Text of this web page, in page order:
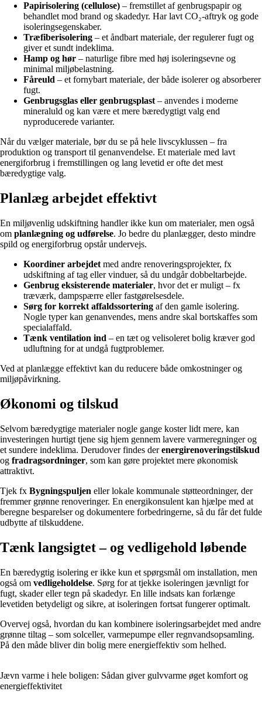
Papirisolering (cellulose) – fremstillet af genbrugspapir og
behandlet mod brand og skadedyr. Har lavt CO₂-aftryk og gode
isoleringsegenskaber.
Træfiberisolering – et åndbart materiale, der regulerer fugt og
giver et sundt indeklima.
Hamp og hør – naturlige fibre med høj isoleringsevne og
minimal miljøbelastning.
Fåreuld – et fornybart materiale, der både isolerer og absorberer
fugt.
Genbrugsglas eller genbrugsplast– anvendes i moderne
mineraluld og kan være et mere bæredygtigt valg end
nyproducerede varianter.
Når du vælger materiale, bør du se på hele livscyklussen – fra
produktion og transport til genanvendelse. Et materiale med lavt
energiforbrug i fremstillingen og lang levetid er ofte det mest
bæredygtige valg.
Planlæg arbejdet effektivt
En miljøvenlig udskiftning handler ikke kun om materialer, men også
om planlægning og udførelse. Jo bedre du planlægger, desto mindre
spild og energiforbrug opstår undervejs.
Koordiner arbejdet med andre renoveringsprojekter, fx
udskiftning af tag eller vinduer, så du undgår dobbeltarbejde.
Genbrug eksisterende materialer, hvor det er muligt – fx
træværk, dampspærre eller fastgørelsesdele.
Sørg for korrekt affaldssortering af den gamle isolering.
Nogle typer kan genanvendes, mens andre skal bortskaffes som
specialaffald.
Tænk ventilation ind – en tæt og velisoleret bolig kræver god
udluftning for at undgå fugtproblemer.
Ved at planlægge effektivt kan du reducere både omkostninger og
miljøpåvirkning.
Økonomi og tilskud
Selvom bæredygtige materialer nogle gange koster lidt mere, kan
investeringen hurtigt tjene sig hjem gennem lavere varmeregninger og
et sundere indeklima. Derudover findes derenergirenoveringstilskud
og fradragsordninger, som kan gøre projektet mere økonomisk
attraktivt.
Tjek fx Bygningspuljen eller lokale kommunale støtteordninger, der
fremmer grønne renoveringer. En energikonsulent kan hjælpe med at
beregne besparelser og dokumentere forbedringerne, så du får det fulde
udbytte af tilskuddene.
Tænk langsigtet – og vedligehold løbende
En bæredygtig isolering er ikke kun et spørgsmål om installation, men
også om vedligeholdelse. Sørg for at tjekke isoleringen jævnligt for
fugt, skader eller tegn på skadedyr. En lille indsats kan forlænge
levetiden betydeligt og sikre, at isoleringen fortsat fungerer optimalt.
Overvej også, hvordan du kan kombinere isoleringsarbejdet med andre
grønne tiltag – som solceller, varmepumpe eller regnvandsopsamling.
På den måde bliver din bolig mere energieffektiv som helhed.
Jævn varme i hele boligen: Sådan giver gulvvarme øget komfort og
energieffektivitet